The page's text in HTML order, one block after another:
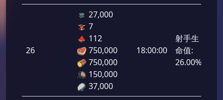
26
27,000
7
112
750,000
750,000
150,000
37,000
18:00:00
射手生
命值:
26.00%